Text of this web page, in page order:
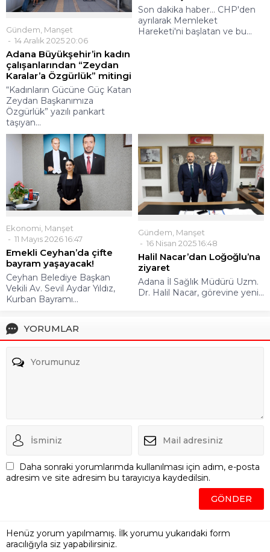
Gündem, Manşet
14 Aralık 2025 20:06
Adana Büyükşehir’in kadın
çalışanlarından “Zeydan
Karalar’a Özgürlük” mitingi
“Kadınların Gücüne Güç Katan
Zeydan Başkanımıza
Özgürlük” yazılı pankart
taşıyan...
Son dakika haber... CHP'den
ayrılarak Memleket
Hareketi'ni başlatan ve bu...
Ekonomi, Manşet
11 Mayıs 2026 16:47
Emekli Ceyhan’da çifte
bayram yaşayacak!
Ceyhan Belediye Başkan
Vekili Av. Sevil Aydar Yıldız,
Kurban Bayramı...
Gündem Manşet
16 Nisan 2025 16:48
Halil Nacar’dan Loğoğlu’na
ziyaret
Adana İl Sağlık Müdürü Uzm.
Dr. Halil Nacar, görevine yeni...
YORUMLAR
Daha sonraki yorumlarımda kullanılması için adım, e-posta
adresim ve site adresim bu tarayıcıya kaydedilsin.
Henüz yorum yapılmamış. İlk yorumu yukarıdaki form
aracılığıyla siz yapabilirsiniz.